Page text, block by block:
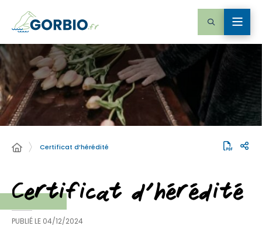
Certificat d’hérédité
Certificat d’hérédité
PUBLIÉ LE 04/12/2024